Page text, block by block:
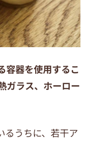
容器を使用するこ
ガラス、ホーロー
るうちに、若干ア